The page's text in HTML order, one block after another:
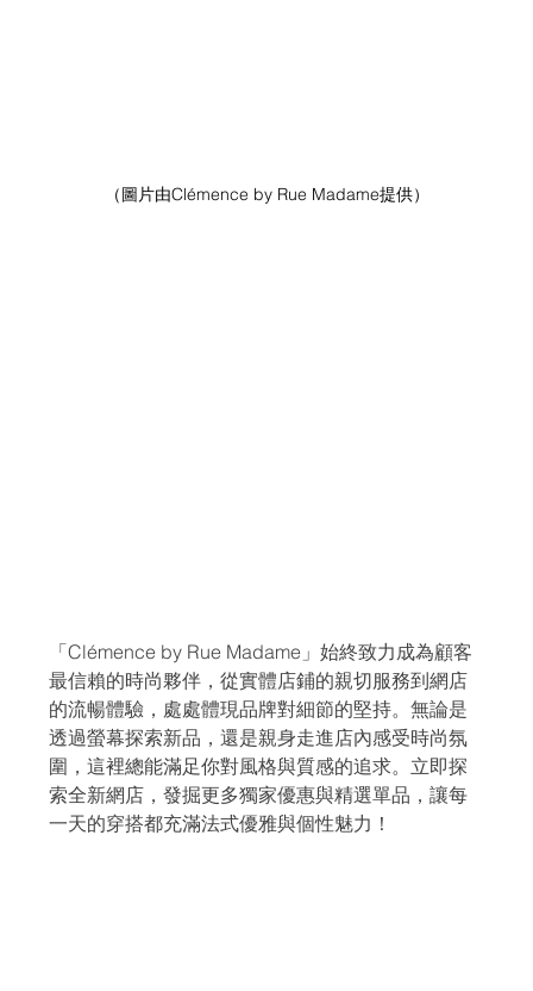
（圖片由Clémence by Rue Madame提供）
「Clémence by Rue Madame」始終致力成為顧客
最信賴的時尚夥伴，從實體店鋪的親切服務到網店
的流暢體驗，處處體現品牌對細節的堅持。無論是
透過螢幕探索新品，還是親身走進店內感受時尚氛
圍，這裡總能滿足你對風格與質感的追求。立即探
索全新網店，發掘更多獨家優惠與精選單品，讓每
一天的穿搭都充滿法式優雅與個性魅力！